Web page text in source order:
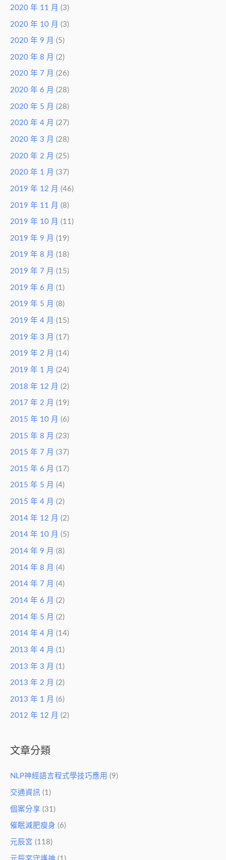
2020 年 11 月 (3)
2020 年 10 月 (3)
2020 年 9 月 (5)
2020 年 8 月 (2)
2020 年 7 月 (26)
2020 年 6 月 (28)
2020 年 5 月 (28)
2020 年 4 月 (27)
2020 年 3 月 (28)
2020 年 2 月 (25)
2020 年 1 月 (37)
2019 年 12 月 (46)
2019 年 11 月 (8)
2019 年 10 月 (11)
2019 年 9 月 (19)
2019 年 8 月 (18)
2019 年 7 月 (15)
2019 年 6 月 (1)
2019 年 5 月 (8)
2019 年 4 月 (15)
2019 年 3 月 (17)
2019 年 2 月 (14)
2019 年 1 月 (24)
2018 年 12 月 (2)
2017 年 2 月 (19)
2015 年 10 月 (6)
2015 年 8 月 (23)
2015 年 7 月 (37)
2015 年 6 月 (17)
2015 年 5 月 (4)
2015 年 4 月 (2)
2014 年 12 月 (2)
2014 年 10 月 (5)
2014 年 9 月 (8)
2014 年 8 月 (4)
2014 年 7 月 (4)
2014 年 6 月 (2)
2014 年 5 月 (2)
2014 年 4 月 (14)
2013 年 4 月 (1)
2013 年 3 月 (1)
2013 年 2 月 (2)
2013 年 1 月 (6)
2012 年 12 月 (2)
文章分類
NLP神經語言程式學技巧應用 (9)
交通資訊 (1)
個案分享 (31)
催眠減肥瘦身 (6)
元辰宮 (118)